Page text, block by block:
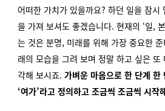
어떠한 가치가 있을까요? 하던 일을 잠
을 가져 보셔도 좋겠습니다. 현재의 ‘일,
는 것은 분명, 미래를 위해 가장 중요한
래의 모습을 그려 보며 정말 하고 싶은 또
각해 보시죠. 가벼운 마음으로 한 단계 한
‘여가’라고 정의하고 조금씩 조금씩 시작